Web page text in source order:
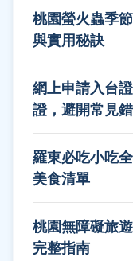
桃園螢火蟲季
與實用秘訣
網上申請入台
證，避開常見
羅東必吃小吃
美食清單
桃園無障礙旅
完整指南